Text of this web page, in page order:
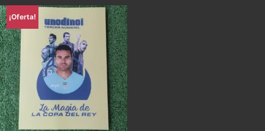
¡Oferta!